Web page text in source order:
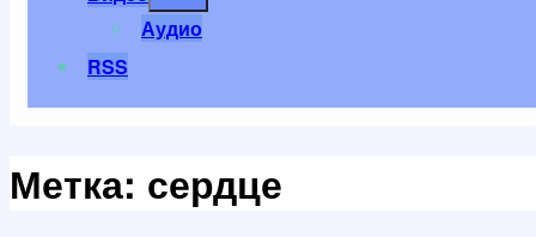
Аудио
RSS
Метка: сердце